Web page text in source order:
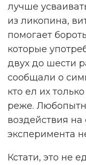
лучше
из ликопина,
помогает
которые
двух до шести
сообщали о
кто ел их
реже.
воздействия на
эксперимента
Кстати, это не